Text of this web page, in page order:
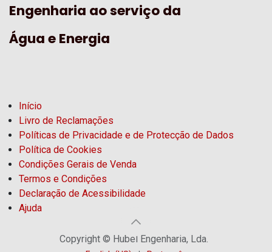
Engenharia ao serviço da
Água e Energia
Início
Livro de Reclamações
Políticas de Privacidade e de Protecção de Dados
Política de Cookies
Condições Gerais de Venda
Termos e Condições
Declaração de Acessibilidade
Ajuda
Copyright © Hubel Engenharia, Lda.